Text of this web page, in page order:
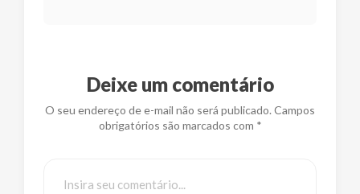
Deixe um comentário
O seu endereço de e-mail não será publicado. Campos
obrigatórios são marcados com *